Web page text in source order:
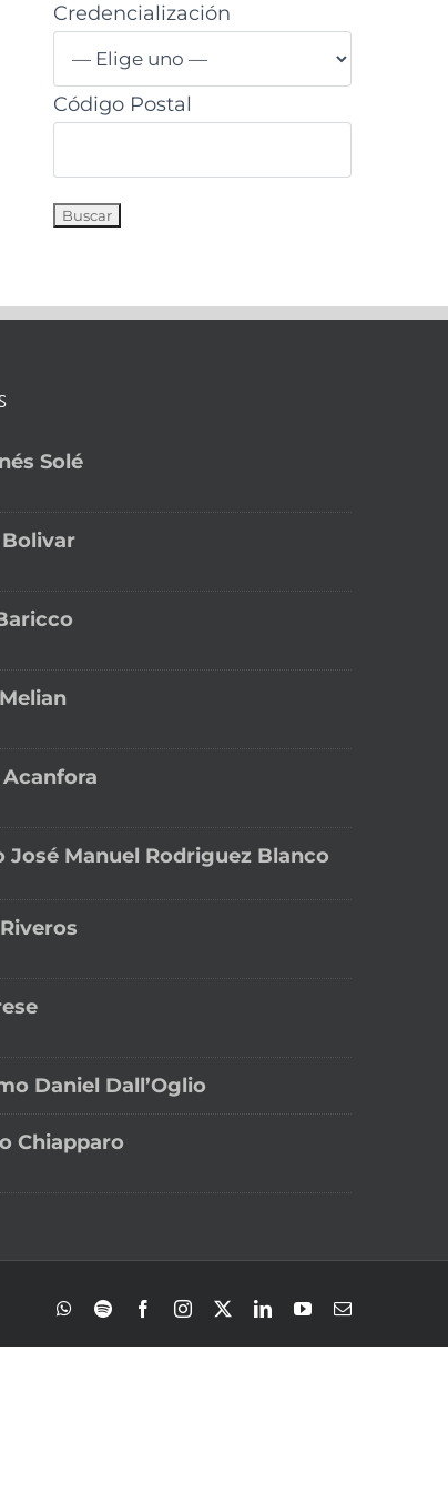
Credencialización
Código Postal
Solé
José Manuel Rodriguez Blanco
Daniel Dall’Oglio
Chiapparo
WhatsApp
Spotify FacebookInstagram LinkedInYouTubeCorreo